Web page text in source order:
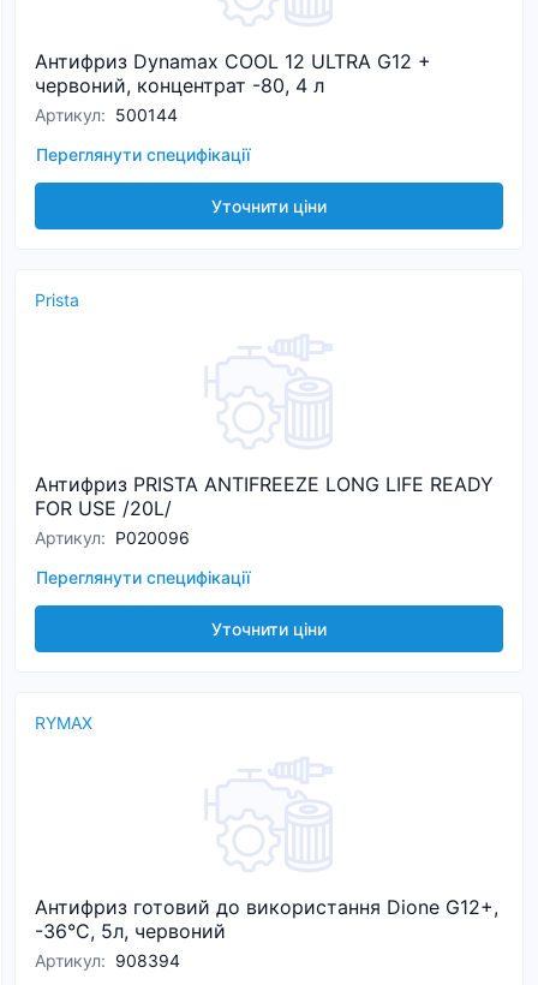
Антифриз Dynamax COOL 12 ULTRA G12 +
червоний, концентрат -80, 4 л
Артикул: 500144
Переглянути специфікації
Уточнити ціни
Prista
Антифриз PRISTA ANTIFREEZE LONG LIFE READY
FOR USE /20L/
Артикул: P020096
Переглянути специфікації
Уточнити ціни
RYMAX
Антифриз готовий до використання Dione G12+,
-36°C, 5л, червоний
Артикул: 908394